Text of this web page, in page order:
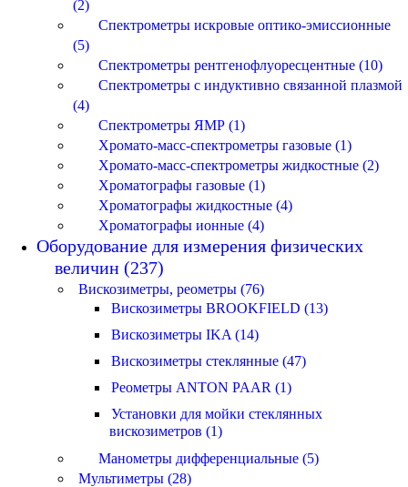
(2)
Спектрометры искровые оптико-эмиссионные
(5)
Спектрометры рентгенофлуоресцентные (10)
Спектрометры с индуктивно связанной плазмой
(4)
Спектрометры ЯМР (1)
Хромато-масс-спектрометры газовые (1)
Хромато-масс-спектрометры жидкостные (2)
Хроматографы газовые (1)
Хроматографы жидкостные (4)
Хроматографы ионные (4)
Оборудование для измерения физических
величин (237)
Вискозиметры, реометры (76)
Вискозиметры BROOKFIELD (13)
Вискозиметры IKA (14)
Вискозиметры стеклянные (47)
Реометры ANTON PAAR (1)
Установки для мойки стеклянных
вискозиметров (1)
Манометры дифференциальные (5)
Мультиметры (28)